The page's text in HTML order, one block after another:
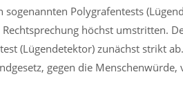
Polygrafentests
höchst umstritten.
(Lügendetektor) zunächst strikt
gegen die Menschenwürde,